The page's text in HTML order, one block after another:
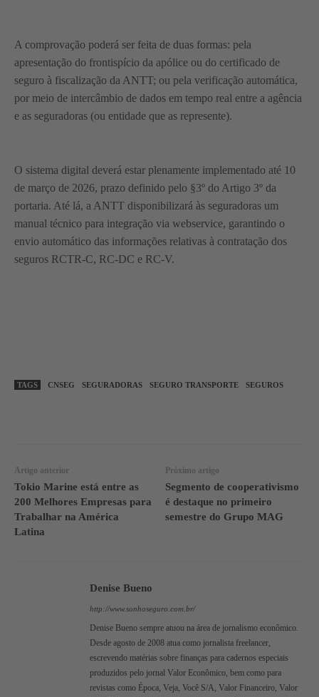
A comprovação poderá ser feita de duas formas: pela
apresentação do frontispício da apólice ou do certificado de
seguro à fiscalização da ANTT; ou pela verificação automática,
por meio de intercâmbio de dados em tempo real entre a agência
e as seguradoras (ou entidade que as represente).
O sistema digital deverá estar plenamente implementado até 10
de março de 2026, prazo definido pelo §3º do Artigo 3º da
portaria. Até lá, a ANTT disponibilizará às seguradoras um
manual técnico para integração via webservice, garantindo o
envio automático das informações relativas à contratação dos
seguros RCTR-C, RC-DC e RC-V.
TAGS CNSEG SEGURADORAS SEGURO TRANSPORTE SEGUROS
Artigo anterior
Tokio Marine está entre as
200 Melhores Empresas para
Trabalhar na América
Latina
Próximo artigo
Segmento de cooperativismo
é destaque no primeiro
semestre do Grupo MAG
Denise Bueno
http://www.sonhoseguro.com.br/
Denise Bueno sempre atuou na área de jornalismo econômico.
Desde agosto de 2008 atua como jornalista freelancer,
escrevendo matérias sobre finanças para cadernos especiais
produzidos pelo jornal Valor Econômico, bem como para
revistas como Época, Veja, Você S/A, Valor Financeiro, Valor